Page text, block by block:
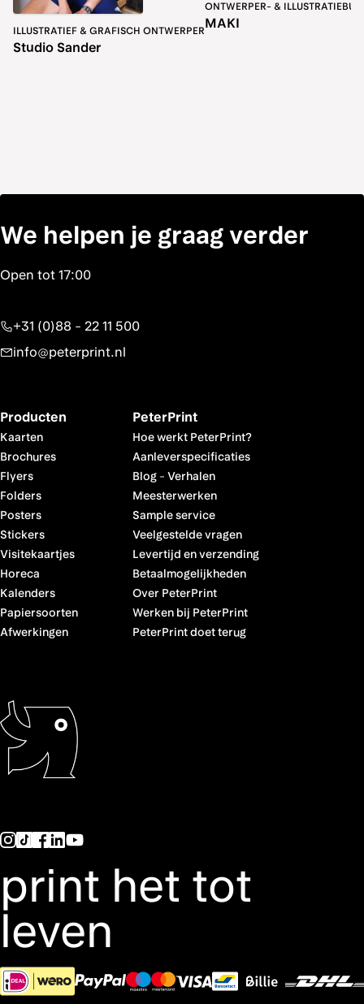
ILLUSTRATIEF & GRAFISCH ONTWERPER
Studio Sander
ONTWERPER- &
MAKI
We helpen je graag verder
+31 (0)88 - 22 11 500
info@peterprint.nl
Producten
Kaarten
Brochures
Flyers
Folders
Posters
Stickers
Visitekaartjes
Horeca
Kalenders
Papiersoorten
Afwerkingen
PeterPrint
Hoe werkt PeterPrint?
Aanleverspecificaties
Blog- Verhalen
Meesterwerken
Sample service
Veelgestelde vragen
Levertijd en verzending
Betaalmogelijkheden
Over PeterPrint
Werken bij PeterPrint
PeterPrint doet terug
print het tot
leven